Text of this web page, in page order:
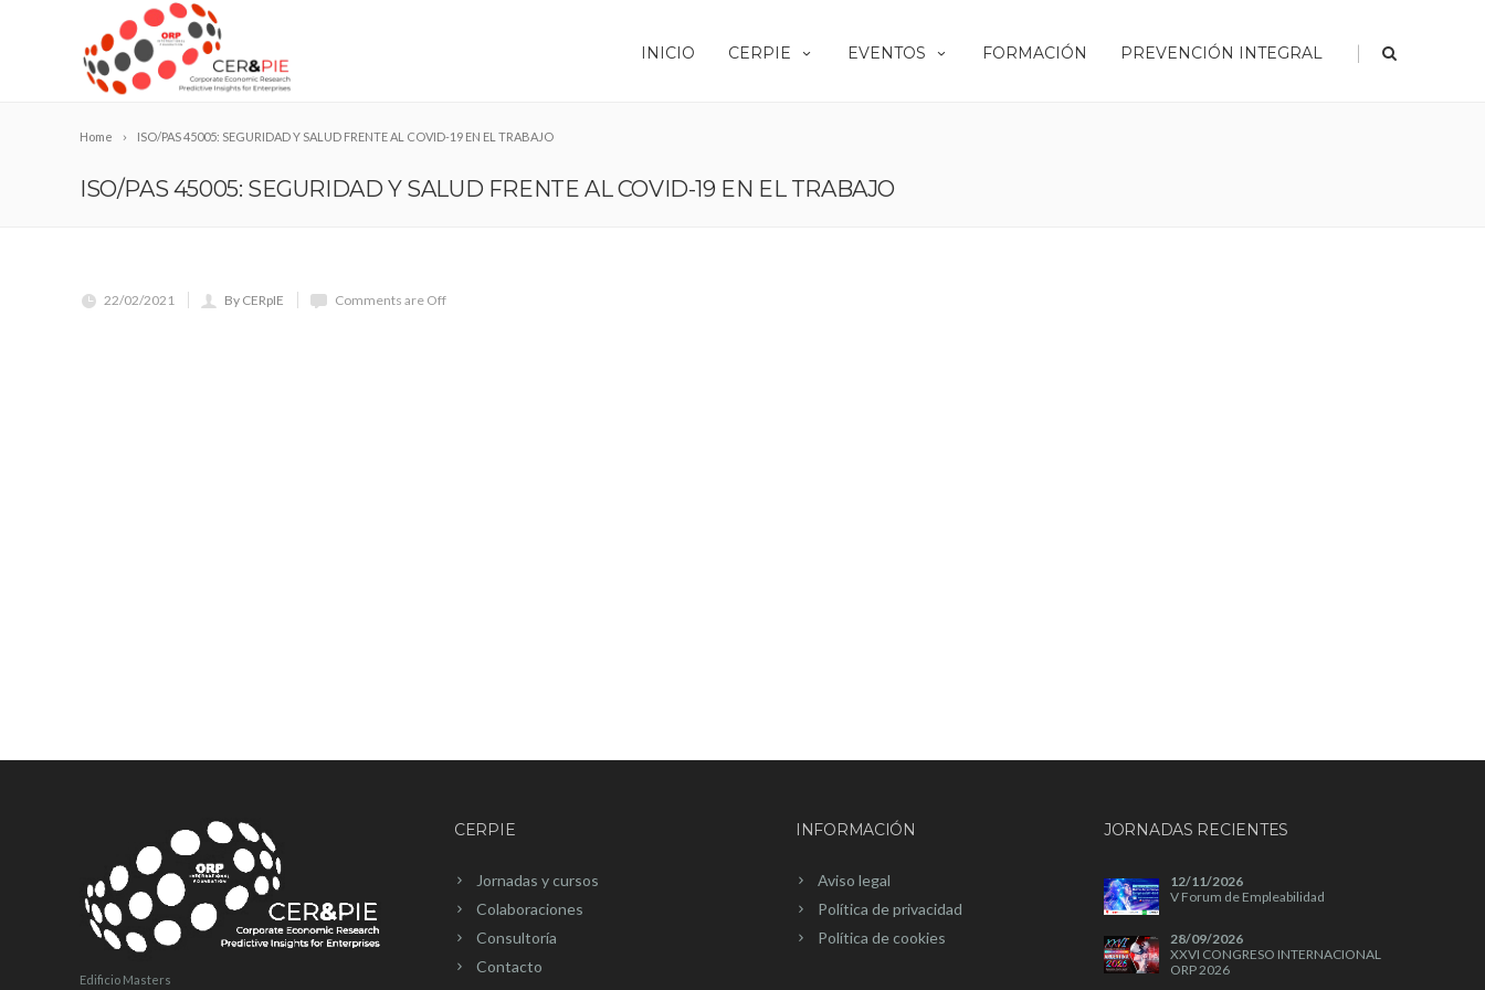
INICIO CERPIE EVENTOS FORMACIÓN PREVENCIÓN INTEGRAL |
Home ISO/PAS 45005: SEGURIDAD Y SALUD FRENTE AL COVID-19 EN EL TRABAJO
ISO/PAS 45005: SEGURIDAD Y SALUD FRENTE AL COVID-19 EN EL TRABAJO
22/02/2021 By CERpIE Comments are Off
Edificio Masters
CERPIE
Jornadas y cursos
Colaboraciones
Consultoría
Contacto
INFORMACIÓN
Aviso legal
Política de privacidad
Política de cookies
JORNADAS RECIENTES
12/11/2026
V Forum de Empleabilidad
28/09/2026
XXVI CONGRESO INTERNACIONAL
ORP 2026